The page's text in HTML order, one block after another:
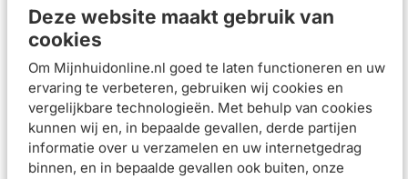
Deze website maakt gebruik van
cookies
Om Mijnhuidonline.nl goed te laten functioneren en uw
ervaring te verbeteren, gebruiken wij cookies en
vergelijkbare technologieën. Met behulp van cookies
kunnen wij en, in bepaalde gevallen, derde partijen
informatie over u verzamelen en uw internetgedrag
binnen, en in bepaalde gevallen ook buiten, onze
Geschikt voor elk huidtype, waaronder een gevoelige en
onzuivere huid
Camoufleert een onregelmatige huidtextuur en
onzuiverheden
Bedekt zelfs hevig gekleurde imperfecties goed
Vervaagt imperfecties bij regelmatig gebruik
Met een matte finish die de hele dag aanhoudt
Niet-comedogeen en hypoallergeen
Gebruiksadvies